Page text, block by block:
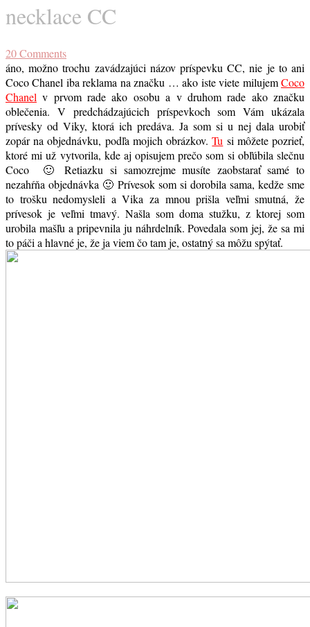
necklace CC
20Comments
áno, možno trochu zavádzajúci názov príspevku CC, nie je to ani
Coco Chanel iba reklama na značku … ako iste viete milujemCoco
Chanel v prvom rade ako osobu a v druhom rade ako značku
oblečenia. V predchádzajúcich príspevkoch som Vám ukázala
prívesky od Viky, ktorá ich predáva. Ja som si u nej dala urobiť
zopár na objednávku, podľa mojich obrázkov.Tu si môžete pozrieť,
ktoré mi už vytvorila, kde aj opisujem prečo som si obľúbila slečnu
Coco 🙂 Retiazku si samozrejme musíte zaobstarať samé to
nezahŕňa objednávka 🙂 Prívesok som si dorobila sama, kedže sme
to trošku nedomysleli a Vika za mnou prišla veľmi smutná, že
prívesok je veľmi tmavý. Našla som doma stužku, z ktorej som
urobila mašľu a pripevnila ju náhrdelník. Povedala som jej, že sa mi
to páči a hlavné je, že ja viem čo tam je, ostatný sa môžu spýtať.